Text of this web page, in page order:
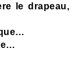
le drapeau,